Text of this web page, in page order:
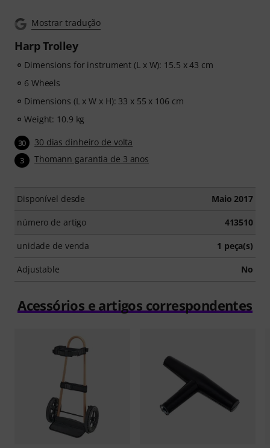
Mostrar tradução
Harp Trolley
Dimensions for instrument (L x W): 15.5 x 43 cm
6 Wheels
Dimensions (L x W x H): 33 x 55 x 106 cm
Weight: 10.9 kg
30 30 dias dinheiro de volta
3 Thomann garantia de 3 anos
Disponível desde Maio 2017
número de artigo 413510
unidade de venda 1 peça(s)
Adjustable No
Acessórios e artigos correspondentes